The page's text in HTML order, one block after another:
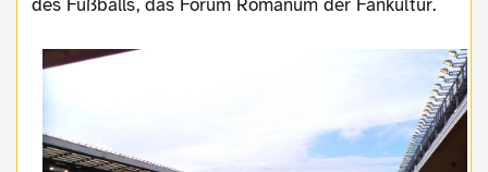
des Fußballs, das Forum Romanum der Fankultur.